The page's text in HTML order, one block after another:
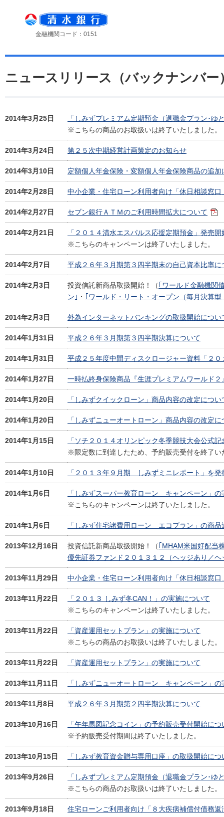
金融機関コード：0151
ニュースリリース（バックナンバー
2014年3月25日
「しみずプレミアム定期預金（退職金プラン･ゆ
※こちらの商品のお取扱いは終了いたしました。
2014年3月24日 第２５次中期経営計画策定のお知らせ
2014年3月10日 定額個人年金保険・変額個人年金保険商品の追加
2014年2月28日 中小企業・住宅ローン利用者向け「休日相談窓口
2014年2月27日 セブン銀行ＡＴＭのご利用時間拡大について
2014年2月21日
「２０１４清水エスパルス応援定期預金」発売開
※こちらのキャンペーンは終了いたしました。
2014年2月7日 平成２６年３月期第３四半期末の自己資本比率に
2014年2月3日 投資信託新商品取扱開始！（
｢ワールド金融機関
ン｣ ・ ｢ワールド・リート・オープン（毎月決算
2014年2月3日 外為インターネットバンキングの取扱開始につい
2014年1月31日 平成２６年３月期第３四半期決算について
2014年1月31日 平成２５年度中間ディスクロージャー資料「２
2014年1月27日 一時払終身保険商品『生涯プレミアムワールド２
2014年1月20日 「しみずクイックローン」商品内容の改定につい
2014年1月20日 「しみずニューオートローン」商品内容の改定に
2014年1月15日
「ソチ２０１４オリンピック冬季競技大会公式
※限定数に到達したため、予約販売受付を終了い
2014年1月10日 「２０１３年９月期 しみずミニレポート」を発
2014年1月6日
「しみずスーパー教育ローン キャンペーン」の
※こちらのキャンペーンは終了いたしました。
2014年1月6日 「しみず住宅諸費用ローン エコプラン」の商品
2013年12月16日 投資信託新商品取扱開始！（
｢MHAM米国好配当
優先証券ファンド２０１３１２（ヘッジあり／ヘ
2013年11月29日 中小企業・住宅ローン利用者向け「休日相談窓口
2013年11月22日
「２０１３ しみず冬CAN！」の実施について
※こちらのキャンペーンは終了いたしました。
2013年11月22日
「資産運用セットプラン」の実施について
※こちらの商品のお取扱いは終了いたしました。
2013年11月22日 「資産運用セットプラン」の実施について
2013年11月11日 「しみずニューオートローン キャンペーン」の
2013年11月8日 平成２６年３月期第２四半期決算について
2013年10月16日
「午年馬図記念コイン」の予約販売受付開始につ
※予約販売受付期間は終了いたしました。
2013年10月15日 「しみず教育資金贈与専用口座」の取扱開始につ
2013年9月26日
「しみずプレミアム定期預金（退職金プラン･ゆ
※こちらの商品のお取扱いは終了いたしました。
2013年9月18日 住宅ローンご利用者向け「８大疾病補償付債務